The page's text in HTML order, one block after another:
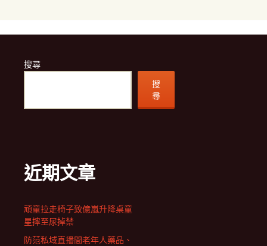
搜尋
搜
尋
近期文章
頑童拉走椅子致億嵐升降桌童
星摔至尿掉禁
防范私域直播間老年人藥品、